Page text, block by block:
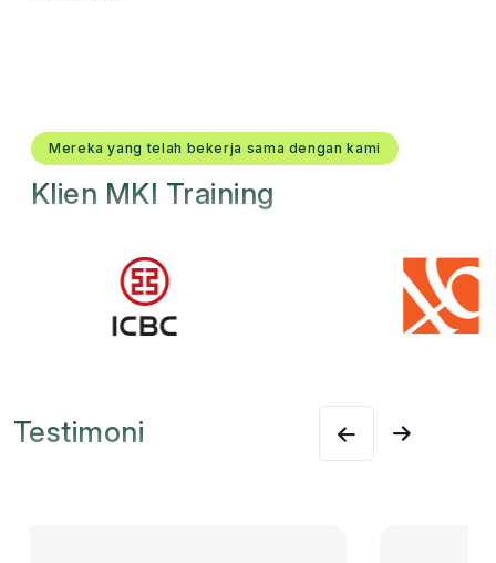
Mereka yang telah bekerja sama dengan kami
Klien MKI Training
Testimoni